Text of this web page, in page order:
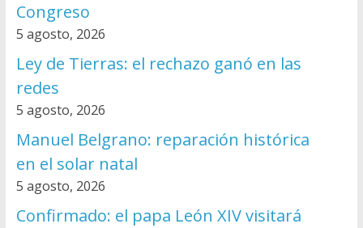
Congreso
5 agosto, 2026
Ley de Tierras: el rechazo ganó en las
redes
5 agosto, 2026
Manuel Belgrano: reparación histórica
en el solar natal
5 agosto, 2026
Confirmado: el papa León XIV visitará